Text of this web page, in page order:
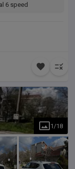
6 speed
1 /18